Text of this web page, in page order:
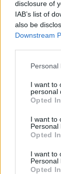
disclosure of
IAB’s list of
also be
Downstream
Personal
I want to
personal
Opted In
I want to
Personal
Opted In
I want to
Personal
Opted In
Vir: Občina